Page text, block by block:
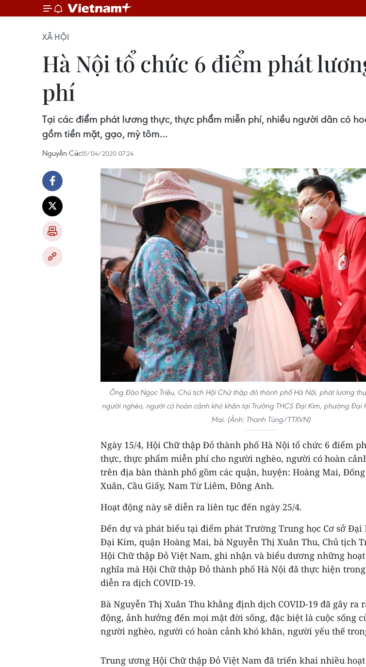
XÃ HỘI
Hà Nội tổ chức 6 điểm phát
phí
Tại các điểm phát lương thực, thực phẩm miễn phí, nhiều người dân có
gồm tiền mặt, gạo, mỳ tôm…
Nguyễn Cúc15/04/2020 07:24
Ông Đào Ngọc Triệu, Chủ tịch Hội Chữ thập đỏ thành phố Hà Nội, phát lương
người nghèo, người có hoàn cảnh khó khăn tại Trường THCS Đại Kim, phường Đại
Mai. (Ảnh: Thanh Tùng/TTXVN)
Ngày 15/4, Hội Chữ thập Đỏ thành phố Hà Nội tổ chức 6 điểm
thực, thực phẩm miễn phí cho người nghèo, người có hoàn
trên địa bàn thành phố gồm các quận, huyện: Hoàng Mai,
Xuân, Cầu Giấy, Nam Từ Liêm, Đông Anh.
Hoạt động này sẽ diễn ra liên tục đến ngày 25/4.
Đến dự và phát biểu tại điểm phát Trường Trung học Cơ sở
Đại Kim, quận Hoàng Mai, bà Nguyễn Thị Xuân Thu, Chủ tịch
Hội Chữ thập Đỏ Việt Nam, ghi nhận và biểu dương những
nghĩa mà Hội Chữ thập Đỏ thành phố Hà Nội đã thực hiện
diễn ra dịch COVID-19.
Bà Nguyễn Thị Xuân Thu khẳng định dịch COVID-19 đã gây ra
động, ảnh hưởng đến mọi mặt đời sống, đặc biệt là cuộc sống
người nghèo, người có hoàn cảnh khó khăn, người yếu thế
Trung ương Hội Chữ thập Đỏ Việt Nam đã triển khai nhiều